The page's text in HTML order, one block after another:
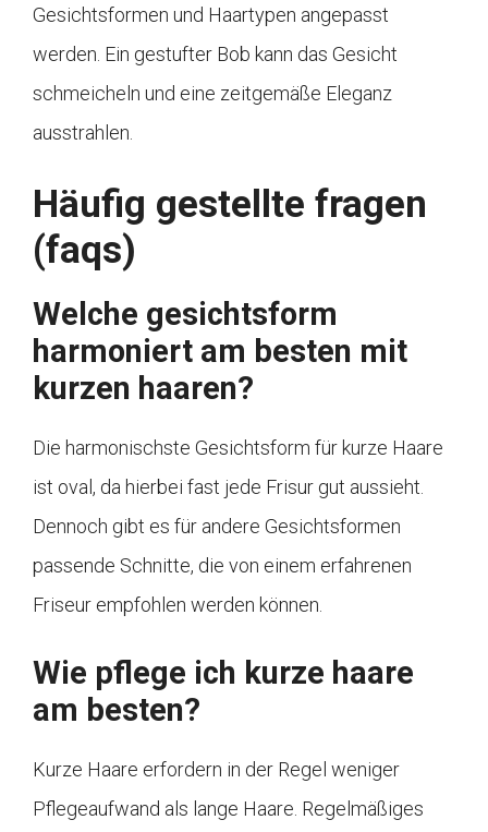
Gesichtsformen und Haartypen angepasst
werden. Ein gestufter Bob kann das Gesicht
schmeicheln und eine zeitgemäße Eleganz
ausstrahlen.
Häufig gestellte fragen
(faqs)
Welche gesichtsform
harmoniert am besten mit
kurzen haaren?
Die harmonischste Gesichtsform für kurze Haare
ist oval, da hierbei fast jede Frisur gut aussieht.
Dennoch gibt es für andere Gesichtsformen
passende Schnitte, die von einem erfahrenen
Friseur empfohlen werden können.
Wie pflege ich kurze haare
am besten?
Kurze Haare erfordern in der Regel weniger
Pflegeaufwand als lange Haare. Regelmäßiges